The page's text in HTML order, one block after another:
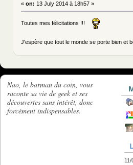
« on: 13 July 2014 à 18h57 »
Toutes mes félicitations !!!
J'espère que tout le monde se porte bien et
Nao, le barman du coin, vous
raconte sa vie de geek et ses
découvertes sans intérêt, donc
forcément indispensables.